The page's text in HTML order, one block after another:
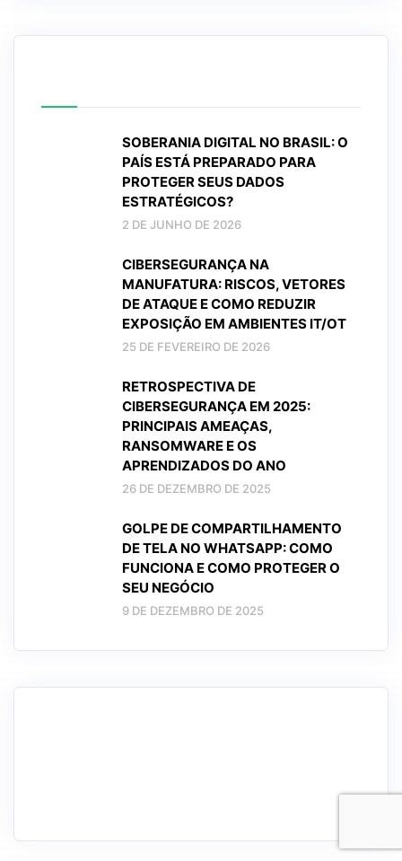
SOBERANIA DIGITAL NO BRASIL: O
PAÍS ESTÁ PREPARADO PARA
PROTEGER SEUS DADOS
ESTRATÉGICOS?
2 DE JUNHO DE 2026
CIBERSEGURANÇA NA
MANUFATURA: RISCOS, VETORES
DE ATAQUE E COMO REDUZIR
EXPOSIÇÃO EM AMBIENTES IT/OT
25 DE FEVEREIRO DE 2026
RETROSPECTIVA DE
CIBERSEGURANÇA EM 2025:
PRINCIPAIS AMEAÇAS,
RANSOMWARE E OS
APRENDIZADOS DO ANO
26 DE DEZEMBRO DE 2025
GOLPE DE COMPARTILHAMENTO
DE TELA NO WHATSAPP: COMO
FUNCIONA E COMO PROTEGER O
SEU NEGÓCIO
9 DE DEZEMBRO DE 2025